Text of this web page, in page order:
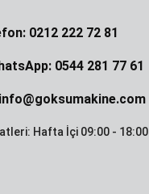
0212 222 72 81
0544 281 77 61
Hafta İçi 09:00 - 18:00